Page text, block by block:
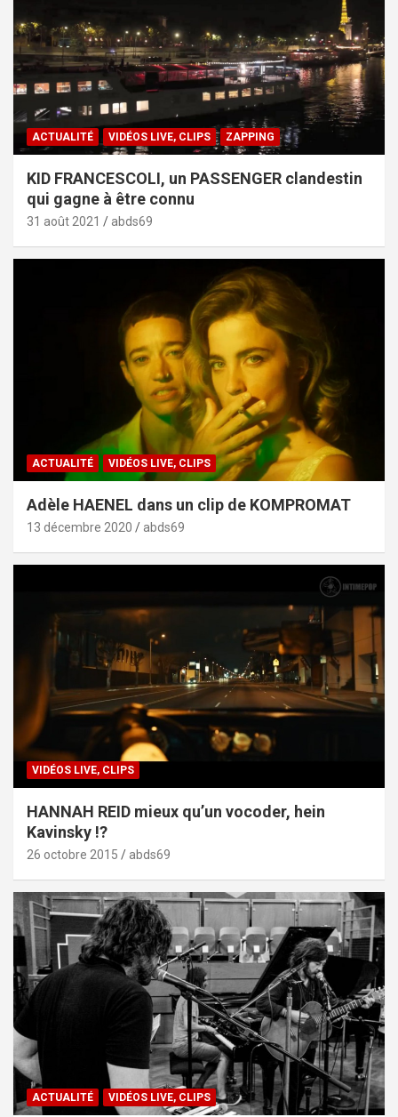
ACTUALITÉ VIDÉOS LIVE, CLIPS ZAPPING
KID FRANCESCOLI, un PASSENGER clandestin
qui gagne à être connu
31 août 2021 abds69
ACTUALITÉ VIDÉOS LIVE, CLIPS
Adèle HAENEL dans un clip de KOMPROMAT
13 décembre 2020 abds69
VIDÉOS LIVE, CLIPS
HANNAH REID mieux qu’un vocoder, hein
Kavinsky !?
26 octobre 2015 abds69
ACTUALITÉ VIDÉOS LIVE, CLIPS